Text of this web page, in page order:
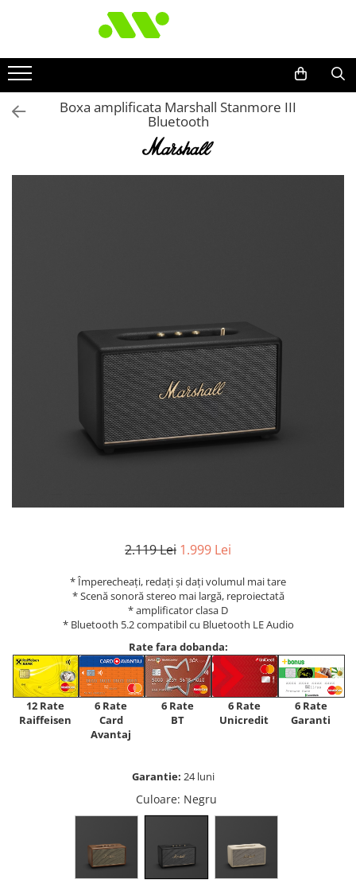
Boxa amplificata Marshall Stanmore III
Bluetooth
2.119 Lei 1.999 Lei
* Împerecheați, redați și dați volumul mai tare
* Scenă sonoră stereo mai largă, reproiectată
* amplificator clasa D
* Bluetooth 5.2 compatibil cu Bluetooth LE Audio
Rate fara dobanda:
12 Rate
Raiffeisen
6 Rate
Card
Avantaj
6 Rate
BT
6 Rate
Unicredit
6 Rate
Garanti
Garantie: 24 luni
Culoare: Negru